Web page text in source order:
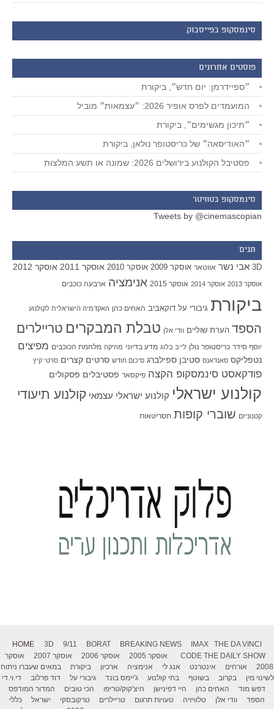
סינמסקופ בפייסבוק
פוסטים אחרונים
״ספיידרמן: יום חדש״, ביקורת
המועמדים לפרס אופיר 2026: ״עצמאות״ מוביל
״תיכון מגשימים״, ביקורת
״האודיסאה״ של כריסטופר נולאן, ביקורת
פסטיבל הקולנוע בירושלים 2026: שמונה או תשע המלצות
סינמסקופ בטוויטר
Tweets by @cinemascopian
תגים
3D אבי נשר אווטאר אוסקר 2009 אוסקר 2010 אוסקר 2011 אוסקר 2012
אוסקר 2013 אוסקר 2014 אוסקר 2015 אנימציה ארבעה כוכבים
ביקורת גיבורי על דוקאביב האחים כהן האקדמיה הישראלית לקולנוע
הספד הערת שוליים וודי אלן טבלת המבקרים טריילרים
יוסף סידר כריסטופר נולן לייב בלוג מדע בדיוני מוזיקה מלחמת הכוכבים מפיצים
נטפליקס סאנדאנס סטיבן ספילברג סיכום חודש סרטים קצרים סרטי קיץ
פודקאסט סינמסקופ הקצה פיקסאר פסטיבלים פסקולים
קולנוע ישראלי קולנוע ישראלי עצמאי קולנוע תיעודי
קטנוניזם שוברי קופות תסריטאות
HOME 3D 9/11 BORAT BREAKING NEWS IMAX
THE DA VINCI
CODE THE DAILY SHOW אוסקר 2005 אוסקר 2006 אוסקר 2007
אוסקר
2008
אורחים אינטרנט אנג לי אנימציה ארכיון ביקורת
במאים שעברו ניתוח
לשינוי מין
בקרוב בשוטף בתי קולנוע ג'יימס בונד גיבורי על דוד פרלוב
די.וי.די
דפש מוד
האחים כהן היי דפינישן היצ'קוק/טריפו הכי טובים
המדור המודפס
הספד
וודי אלן טלוויזיה טעויות תרגום טריילרים טרקובסקי ישראל
כללי